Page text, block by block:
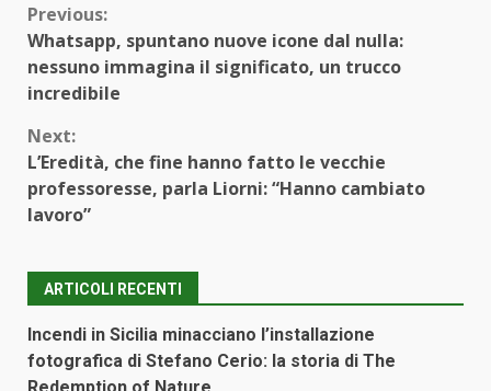
Continue
Reading
Previous:
Whatsapp, spuntano nuove icone dal nulla:
nessuno immagina il significato, un trucco
incredibile
Next:
L’Eredità, che fine hanno fatto le vecchie
professoresse, parla Liorni: “Hanno cambiato
lavoro”
ARTICOLI RECENTI
Incendi in Sicilia minacciano l’installazione
fotografica di Stefano Cerio: la storia di The